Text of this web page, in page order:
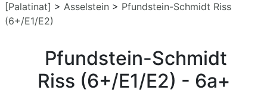
[Palatinat] > Asselstein > Pfundstein-Schmidt Riss
(6+/E1/E2)
Pfundstein-Schmidt
Riss (6+/E1/E2) - 6a+